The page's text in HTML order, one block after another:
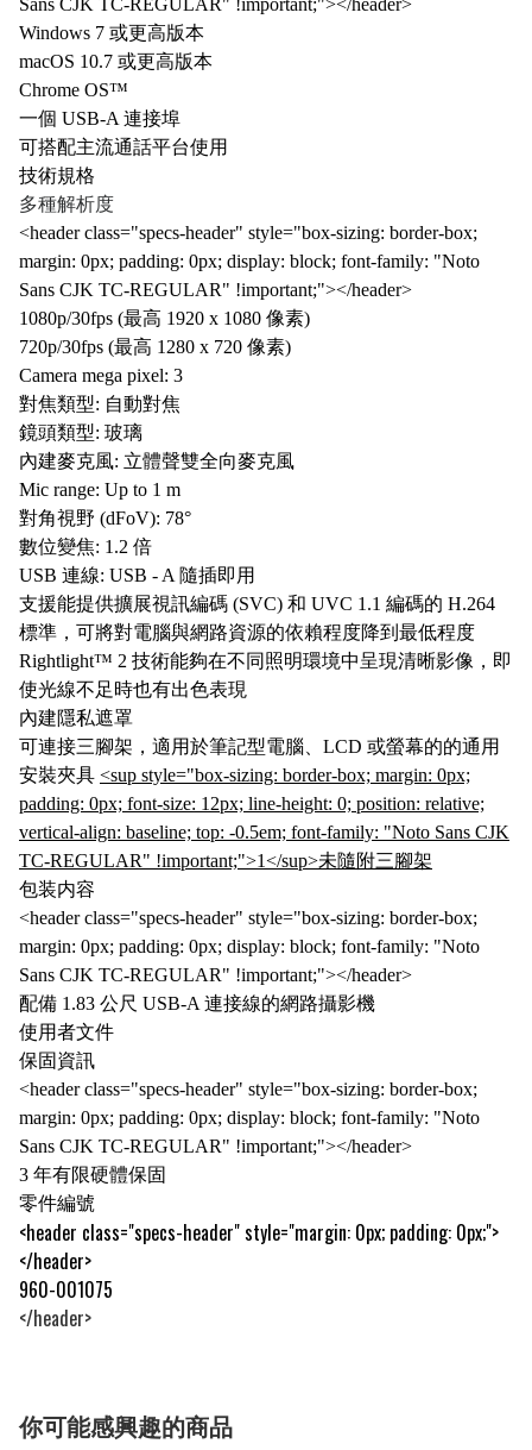
Sans CJK TC-REGULAR" !important;"></header>
Windows 7 或更高版本
macOS 10.7 或更高版本
Chrome OS™
一個 USB-A 連接埠
可搭配主流通話平台使用
技術規格
多種解析度
<header class="specs-header" style="box-sizing: border-box;
margin: 0px; padding: 0px; display: block; font-family: "Noto
Sans CJK TC-REGULAR" !important;"></header>
1080p/30fps (最高 1920 x 1080 像素)
720p/30fps (最高 1280 x 720 像素)
Camera mega pixel: 3
對焦類型: 自動對焦
鏡頭類型: 玻璃
內建麥克風: 立體聲雙全向麥克風
Mic range: Up to 1 m
對角視野 (dFoV): 78°
數位變焦: 1.2 倍
USB 連線: USB - A 隨插即用
支援能提供擴展視訊編碼 (SVC) 和 UVC 1.1 編碼的 H.264
標準，可將對電腦與網路資源的依賴程度降到最低程度
Rightlight™ 2 技術能夠在不同照明環境中呈現清晰影像，即
使光線不足時也有出色表現
內建隱私遮罩
可連接三腳架，適用於筆記型電腦、LCD 或螢幕的的通用
安裝夾具 <sup style="box-sizing: border-box; margin: 0px;
padding: 0px; font-size: 12px; line-height: 0; position: relative;
vertical-align: baseline; top: -0.5em; font-family: "Noto Sans CJK
TC-REGULAR" !important;">1</sup>未隨附三腳架
包装内容
<header class="specs-header" style="box-sizing: border-box;
margin: 0px; padding: 0px; display: block; font-family: "Noto
Sans CJK TC-REGULAR" !important;"></header>
配備 1.83 公尺 USB-A 連接線的網路攝影機
使用者文件
保固資訊
<header class="specs-header" style="box-sizing: border-box;
margin: 0px; padding: 0px; display: block; font-family: "Noto
Sans CJK TC-REGULAR" !important;"></header>
3 年有限硬體保固
零件編號
<header class="specs-header" style="margin: 0px; padding: 0px;">
</header>
960-001075
</header>
你可能感興趣的商品